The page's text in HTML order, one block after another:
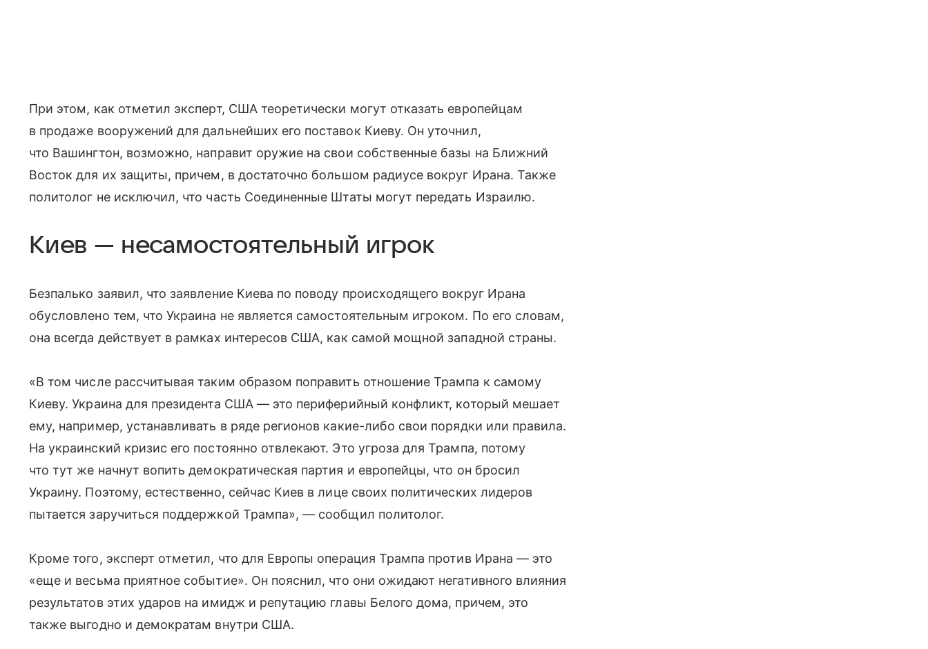
При этом, как отметил эксперт, США теоретически могут отказать европейцам
в продаже вооружений для дальнейших его поставок Киеву. Он уточнил,
что Вашингтон, возможно, направит оружие на свои собственные базы на Ближний
Восток для их защиты, причем, в достаточно большом радиусе вокруг Ирана. Также
политолог не исключил, что часть Соединенные Штаты могут передать Израилю.
Киев — несамостоятельный игрок
Безпалько заявил, что заявление Киева по поводу происходящего вокруг Ирана
обусловлено тем, что Украина не является самостоятельным игроком. По его словам,
она всегда действует в рамках интересов США, как самой мощной западной страны.
«В том числе рассчитывая таким образом поправить отношение Трампа к самому
Киеву. Украина для президента США — это периферийный конфликт, который мешает
ему, например, устанавливать в ряде регионов какие-либо свои порядки или правила.
На украинский кризис его постоянно отвлекают. Это угроза для Трампа, потому
что тут же начнут вопить демократическая партия и европейцы, что он бросил
Украину. Поэтому, естественно, сейчас Киев в лице своих политических лидеров
пытается заручиться поддержкой Трампа», — сообщил политолог.
Кроме того, эксперт отметил, что для Европы операция Трампа против Ирана — это
«еще и весьма приятное событие». Он пояснил, что они ожидают негативного влияния
результатов этих ударов на имидж и репутацию главы Белого дома, причем, это
также выгодно и демократам внутри США.